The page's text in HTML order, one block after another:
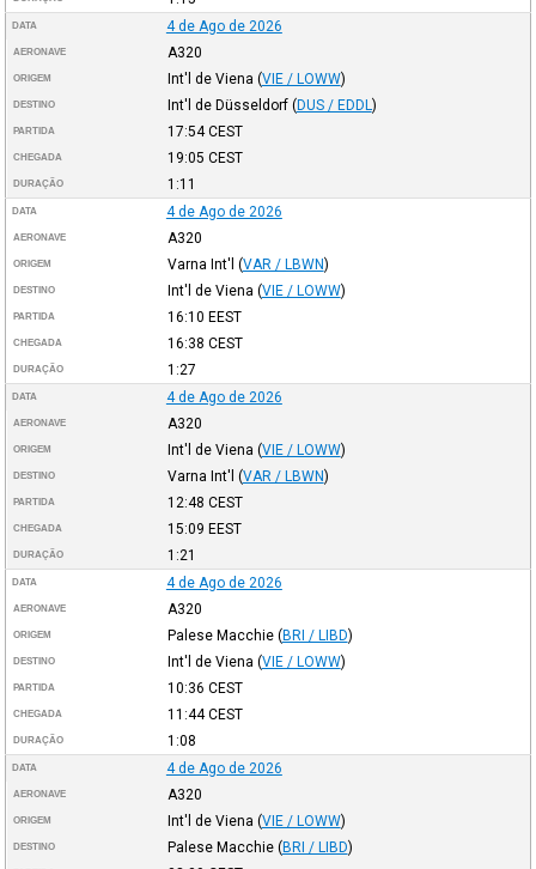
DATA 4 de Ago de 2026
AERONAVE A320
ORIGEM Int'l de Viena (VIE / LOWW)
DESTINO Int'l de Düsseldorf (DUS / EDDL )
PARTIDA 17:54CEST
CHEGADA 19:05 CEST
DURAÇÃO 1:11
DATA 4 de Ago de 2026
AERONAVE A320
ORIGEM Varna Int'l (VAR / LBWN)
DESTINO Int'l de Viena (VIE / LOWW)
PARTIDA 16:10 EEST
CHEGADA 16:38 CEST
DURAÇÃO 1:27
DATA 4 de Ago de 2026
AERONAVE A320
ORIGEM Int'l de Viena (VIE / LOWW)
DESTINO Varna Int'l (VAR / LBWN)
PARTIDA 12:48 CEST
CHEGADA 15:09 EEST
DURAÇÃO 1:21
DATA 4 de Ago de 2026
AERONAVE A320
ORIGEM Palese Macchie (BRI / LIBD)
DESTINO Int'l de Viena (VIE / LOWW)
PARTIDA 10:36 CEST
CHEGADA 11:44CEST
DURAÇÃO 1:08
DATA 4 de Ago de 2026
AERONAVE A320
ORIGEM Int'l de Viena (VIE / LOWW)
DESTINO Palese Macchie (BRI / LIBD)